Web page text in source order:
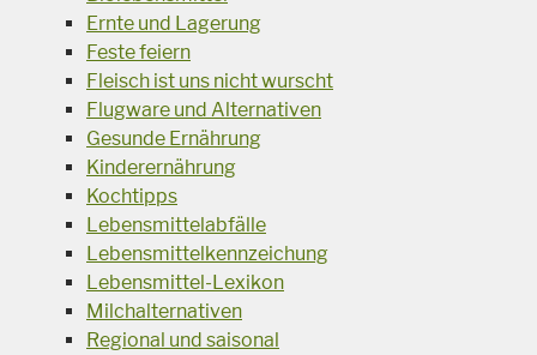
Ernte und Lagerung
Feste feiern
Fleisch ist uns nicht wurscht
Flugware und Alternativen
Gesunde Ernährung
Kinderernährung
Kochtipps
Lebensmittelabfälle
Lebensmittelkennzeichung
Lebensmittel-Lexikon
Milchalternativen
Regional und saisonal